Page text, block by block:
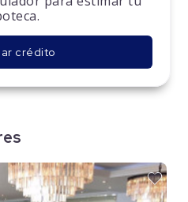
crédito